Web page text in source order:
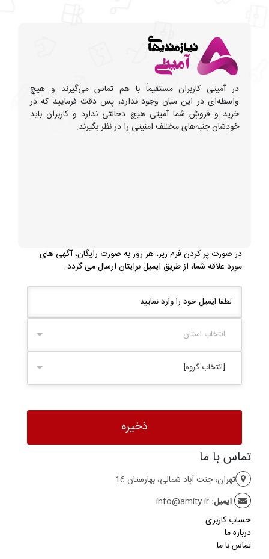
در آمیتی کاربران مستقیماً با هم تماس می‌گیرند و هیچ
واسطه‌ای در این میان وجود ندارد، پس دقت فرمایید که در
خرید و فروشِ شما آمیتی هیچ دخالتی ندارد و کاربران باید
خودشان جنبه‌های مختلف امنیتی را در نظر بگیرند.
در صورت پر کردن فرم زیر، هر روز به صورت رایگان، آگهی های
مورد علاقه شما، از طریق ایمیل برایتان ارسال می گردد.
انتخاب استان
[انتخاب گروه]
تماس با ما
تهران، جنت آباد شمالی، بهارستان 16
ایمیل: info@amity.ir
حساب کاربری
درباره ما
تماس با ما